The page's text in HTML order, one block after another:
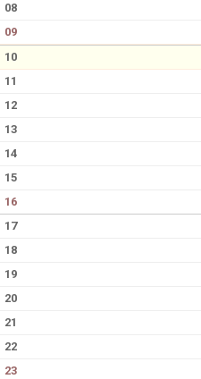
08
09
10
11
12
13
14
15
16
17
18
19
20
21
22
23